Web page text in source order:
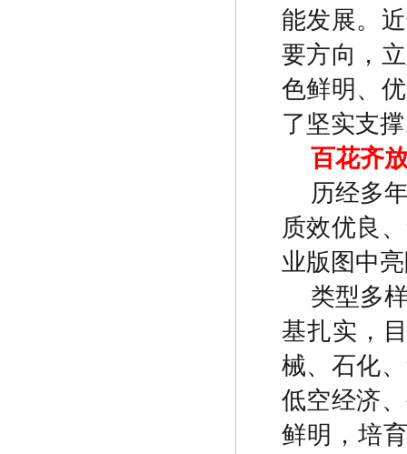
能发展。
要方向，
色鲜明、
了坚实支
百花齐
历经多
质效优良
业版图中
类型多
基扎实，
械、石化
低空经济
鲜明，培